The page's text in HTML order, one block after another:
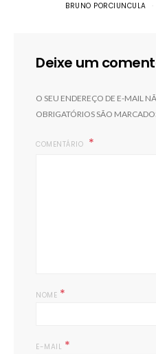
BRUNO PORCIUNCULA
Deixe um
O SEU ENDEREÇO DE E-MAIL
OBRIGATÓRIOS SÃO
COMENTÁRIO
NOME *
E-MAIL *